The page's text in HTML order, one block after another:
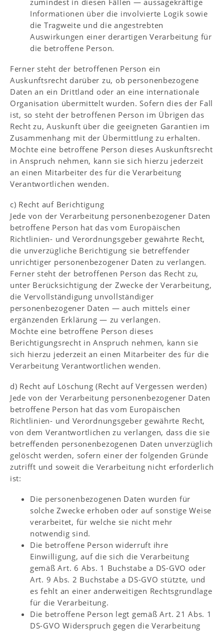
zumindest in diesen Fällen — aussagekräftige
Informationen über die involvierte Logik sowie
die Tragweite und die angestrebten
Auswirkungen einer derartigen Verarbeitung für
die betroffene Person.
Ferner steht der betroffenen Person ein
Auskunftsrecht darüber zu, ob personenbezogene
Daten an ein Drittland oder an eine internationale
Organisation übermittelt wurden. Sofern dies der Fall
ist, so steht der betroffenen Person im Übrigen das
Recht zu, Auskunft über die geeigneten Garantien im
Zusammenhang mit der Übermittlung zu erhalten.
Möchte eine betroffene Person dieses Auskunftsrecht
in Anspruch nehmen, kann sie sich hierzu jederzeit
an einen Mitarbeiter des für die Verarbeitung
Verantwortlichen wenden.
c) Recht auf Berichtigung
Jede von der Verarbeitung personenbezogener Daten
betroffene Person hat das vom Europäischen
Richtlinien- und Verordnungsgeber gewährte Recht,
die unverzügliche Berichtigung sie betreffender
unrichtiger personenbezogener Daten zu verlangen.
Ferner steht der betroffenen Person das Recht zu,
unter Berücksichtigung der Zwecke der Verarbeitung,
die Vervollständigung unvollständiger
personenbezogener Daten — auch mittels einer
ergänzenden Erklärung — zu verlangen.
Möchte eine betroffene Person dieses
Berichtigungsrecht in Anspruch nehmen, kann sie
sich hierzu jederzeit an einen Mitarbeiter des für die
Verarbeitung Verantwortlichen wenden.
d) Recht auf Löschung (Recht auf Vergessen werden)
Jede von der Verarbeitung personenbezogener Daten
betroffene Person hat das vom Europäischen
Richtlinien- und Verordnungsgeber gewährte Recht,
von dem Verantwortlichen zu verlangen, dass die sie
betreffenden personenbezogenen Daten unverzüglich
gelöscht werden, sofern einer der folgenden Gründe
zutrifft und soweit die Verarbeitung nicht erforderlich
ist:
Die personenbezogenen Daten wurden für
solche Zwecke erhoben oder auf sonstige Weise
verarbeitet, für welche sie nicht mehr
notwendig sind.
Die betroffene Person widerruft ihre
Einwilligung, auf die sich die Verarbeitung
gemäß Art. 6 Abs. 1 Buchstabe a DS-GVO oder
Art. 9 Abs. 2 Buchstabe a DS-GVO stützte, und
es fehlt an einer anderweitigen Rechtsgrundlage
für die Verarbeitung.
Die betroffene Person legt gemäß Art. 21 Abs. 1
DS-GVO Widerspruch gegen die Verarbeitung